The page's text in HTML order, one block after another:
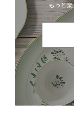
もっと